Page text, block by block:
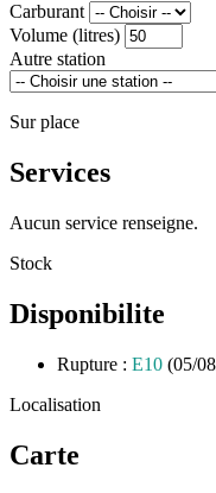
Carburant
Volume (litres)
Autre station
Sur place
Services
Aucun service renseigne.
Stock
Disponibilite
Rupture : E10 (05/
Localisation
Carte